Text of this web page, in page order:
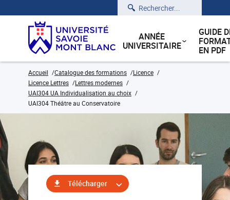
Rechercher
ANNÉE
UNIVERSITAIRE
GUIDE
EN PDF
Accueil Catalogue des formations
Licence
Licence Lettres
Lettres modernes
UAI304 UA Individualisation au choix
UAI304 Théâtre au Conservatoire
Télécharger